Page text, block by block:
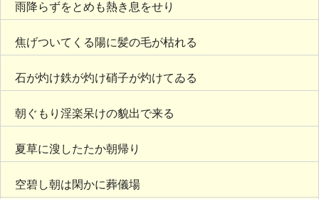
雨降らずをとめも熱き息をせり
焦げついてくる陽に髪の毛が枯れる
石が灼け鉄が灼け硝子が灼けてゐる
朝ぐもり淫楽呆けの貌出で来る
夏草に溲したたか朝帰り
空碧し朝は閑かに葬儀場